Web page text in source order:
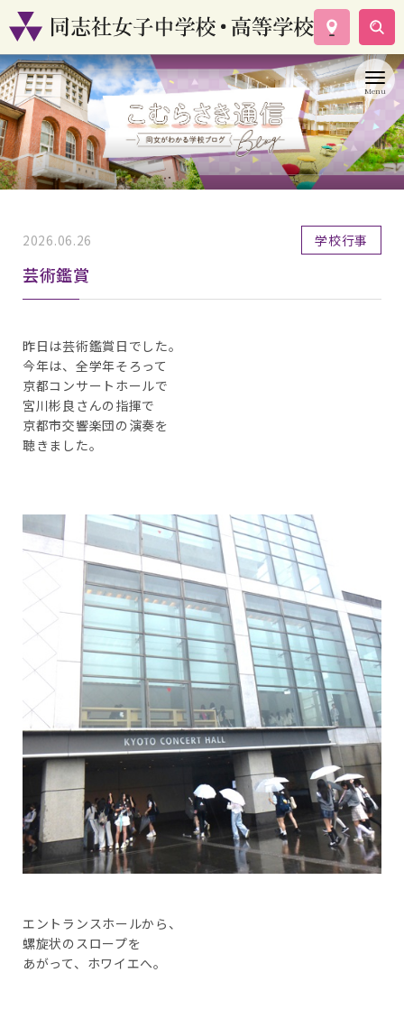
学校案内
コース紹介
学校生活
入試情報
資料請求
2026.06.26 学校行事
芸術鑑賞
昨日は芸術鑑賞日でした。
今年は、全学年そろって
京都コンサートホールで
宮川彬良さんの指揮で
京都市交響楽団の演奏を
聴きました。
エントランスホールから、
螺旋状のスロープを
あがって、ホワイエへ。